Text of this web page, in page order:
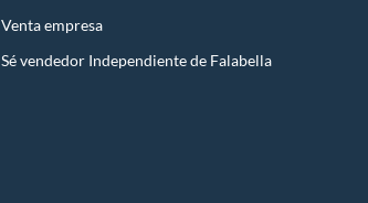
Venta empresa
Sé vendedor Independiente de Falabella